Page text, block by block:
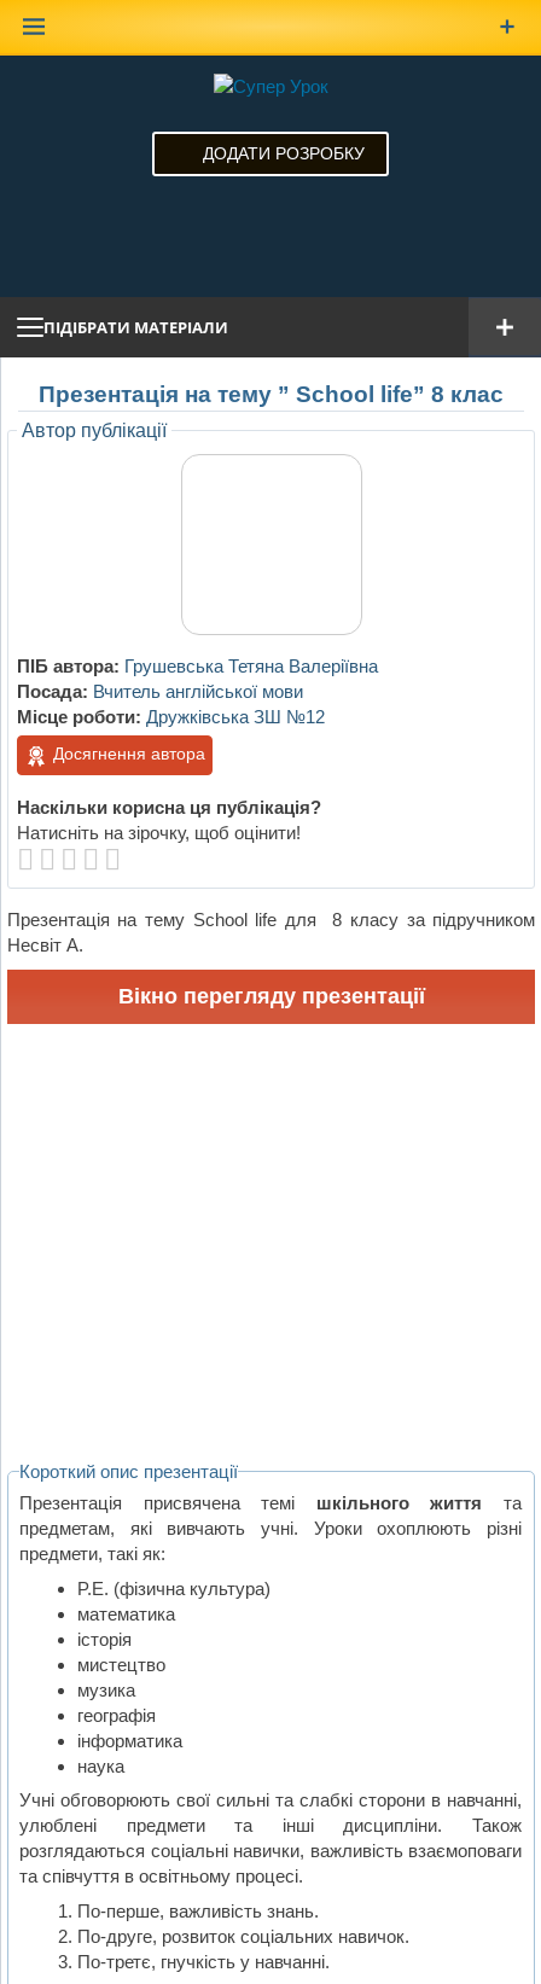
ДОДАТИ РОЗРОБКУ
ПІДІБРАТИ МАТЕРІАЛИ
Презентація на тему ” School life” 8 клас
Автор публікації
ПІБ автора: Грушевська Тетяна Валеріївна
Посада: Вчитель англійської мови
Місце роботи: Дружківська ЗШ №12
Досягнення автора
Наскільки корисна ця публікація?
Натисніть на зірочку, щоб оцінити!
Презентація на тему School life для 8 класу за підручником
Несвіт А.
Вікно перегляду презентації
Короткий опис презентації
Презентація присвячена темі шкільного життя та
предметам, які вивчають учні. Уроки охоплюють різні
предмети, такі як:
P.E. (фізична культура)
математика
історія
мистецтво
музика
географія
інформатика
наука
Учні обговорюють свої сильні та слабкі сторони в навчанні,
улюблені предмети та інші дисципліни. Також
розглядаються соціальні навички, важливість взаємоповаги
та співчуття в освітньому процесі.
По-перше, важливість знань.
По-друге, розвиток соціальних навичок.
По-третє, гнучкість у навчанні.